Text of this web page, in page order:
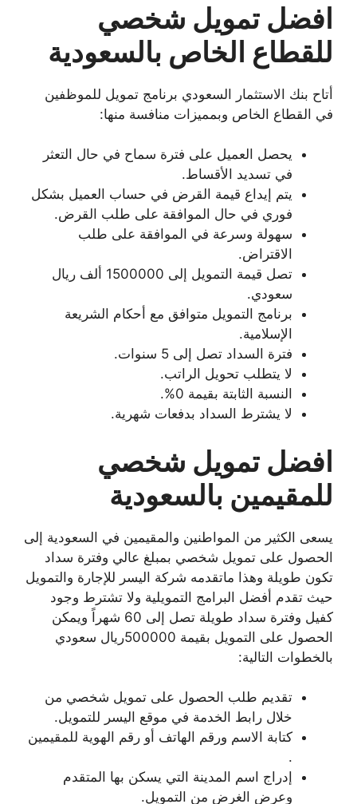
افضل تمويل شخصي
للقطاع الخاص بالسعودية
أتاح بنك الاستثمار السعودي برنامج تمويل للموظفين
في القطاع الخاص وبمميزات منافسة منها:
يحصل العميل على فترة سماح في حال التعثر
في تسديد الأقساط.
يتم إيداع قيمة القرض في حساب العميل بشكل
فوري في حال الموافقة على طلب القرض.
سهولة وسرعة في الموافقة على طلب
الاقتراض.
تصل قيمة التمويل إلى 1500000 ألف ريال
سعودي.
برنامج التمويل متوافق مع أحكام الشريعة
الإسلامية.
فترة السداد تصل إلى 5 سنوات.
لا يتطلب تحويل الراتب.
النسبة الثابتة بقيمة 0%.
لا يشترط السداد بدفعات شهرية.
افضل تمويل شخصي
للمقيمين بالسعودية
يسعى الكثير من المواطنين والمقيمين في السعودية إلى
الحصول على تمويل شخصي بمبلغ عالي وفترة سداد
تكون طويلة وهذا ماتقدمه شركة اليسر للإجارة والتمويل
حيث تقدم أفضل البرامج التمويلية ولا تشترط وجود
كفيل وفترة سداد طويلة تصل إلى 60 شهراً ويمكن
الحصول على التمويل بقيمة 500000ريال سعودي
بالخطوات التالية:
تقديم طلب الحصول على تمويل شخصي من
خلال رابط الخدمة في موقع اليسر للتمويل.
كتابة الاسم ورقم الهاتف أو رقم الهوية للمقيمين
.
إدراج اسم المدينة التي يسكن بها المتقدم
وعرض الغرض من التمويل.